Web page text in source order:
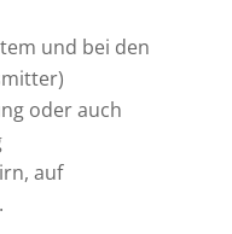
und bei den
oder auch
auf